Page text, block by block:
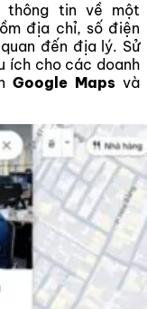
thông tin về một
địa chỉ, số điện
đến địa lý. Sử
ích cho các doanh
Google Maps và